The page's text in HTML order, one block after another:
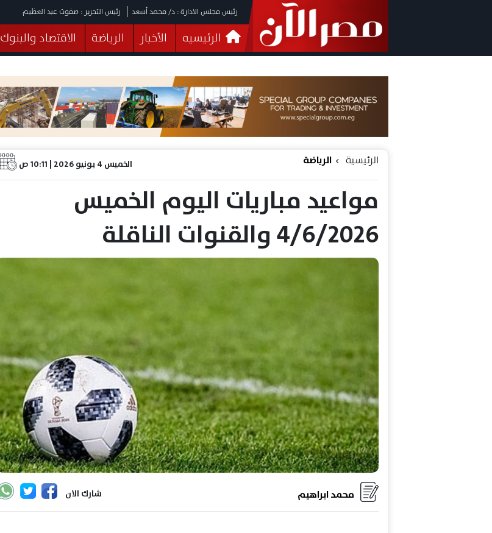
رئيس مجلس الادارة : د/ محمد أسعد رئيس التحرير : صفوت عبد العظيم
الرئيسيه الأخبار الرياضة الاقتصاد والبنوك
فيديوهات
البرلمان صحة الثقافة خدمات
الخميس 4 يونيو 2026 | 10:11 ص الرئيسية الرياضة
مواعيد مباريات اليوم الخميس
4/6/2026 والقنوات الناقلة
شارك الان محمد ابراهيم